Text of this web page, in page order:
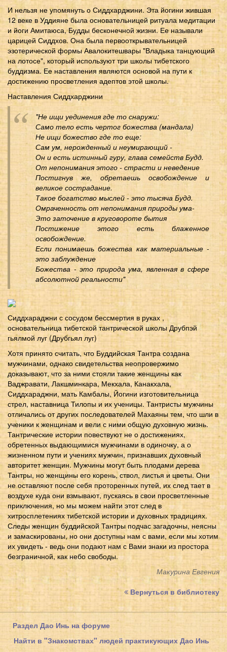
И нельзя не упомянуть о Сиддхарджини. Эта йогини жившая
12 веке в Уддияне была основательницей ритуала медитации
и йоги Амитаюса, Будды бесконечной жизни. Ее называли
царицей Сиддхов. Она была первооткрывательницей
эзотерической формы Авалокитешвары "Владыка танцующий
на лотосе", который используют три школы тибетского
буддизма. Ее наставления являются основой на пути к
достижению просветления адептов этой школы.
Наставления Сиддхарджини
"Не ищи уединения где то снаружи:
Само тело есть чертог божества (мандала)
Не ищи божество где то еще:
Сам ум, нерожденный и неумирающий -
Он и есть истинный гуру, глава семейств Будд.
От непонимания этого - страсти и неведение
Постигнув же, обретаешь освобождение и
великое сострадание.
Такое богатство мыслей - это тысяча Будд.
Омраченность от непонимания природы ума-
Это заточение в круговороте бытия
Постижение этого есть блаженное
освобождение.
Если понимаешь божества как материальные -
это заблуждение
Божества - это природа ума, явленная в сфере
абсолютной реальности"
Сиддхараджни с сосудом бессмертия в руках ,
основательница тибетской тантрической школы Друбпэй
гьялмой луг (Друбгьял луг)
Хотя принято считать, что Буддийская Тантра создана
мужчинами, однако свидетельства неопровержимо
доказывают, что за ними стояли такие женщины как
Ваджравати, Лакшминкара, Мекхала, Канакхала,
Сиддхараджни, мать Камбалы, Йогини изготовительница
стрел, наставница Тилопы и их ученицы. Тантристы мужчины
отличались от других последователей Махаяны тем, что шли в
ученики к женщинам и вели с ними общую духовную жизнь.
Тантрические истории повествуют не о достижениях,
обретенных выдающимися мужчинами в одиночку, а о
жизненном пути и учениях мужчин, признавших духовный
авторитет женщин. Мужчины могут быть плодами дерева
Тантры, но женщины его корень, ствол, листья и цветы. Они
не оставляют после себя проторенных путей, их след тает в
воздухе куда они взмывают, пускаясь в свои просветленные
приключения, но мы можем найти этот след в
хитросплетениях тибетской истории и духовных традициях.
Следы женщин буддийской Тантры подчас загадочны, неясны
и замаскированы, но они доступны нам с вами, если мы хотим
их увидеть - ведь они подают нам с Вами знаки из простора
безграничной, как небо свободы.
Макурина Евгения
Вернуться в библиотеку
Раздел Дао Инь на форуме
Найти в "Знакомствах" людей практикующих Дао Инь